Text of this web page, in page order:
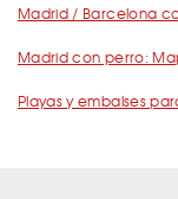
Madrid / Barcelona
Madrid con perro:
Playas y embalses